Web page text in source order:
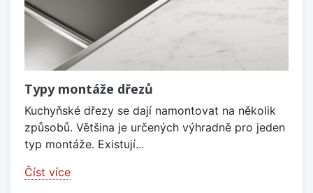
Typy montáže dřezů
Kuchyňské dřezy se dají namontovat na několik
způsobů. Většina je určených výhradně pro jeden
typ montáže. Existují...
Číst více